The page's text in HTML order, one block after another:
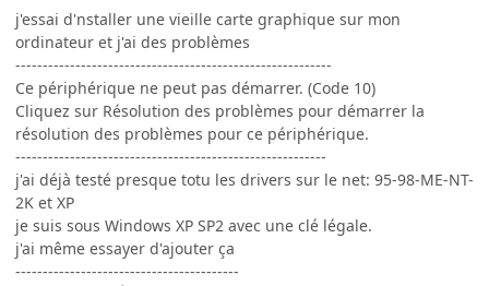
j'essai d'nstaller une vieille carte graphique sur mon
ordinateur et j'ai des problèmes
----------------------------------------------------------
Ce périphérique ne peut pas démarrer. (Code 10)
Cliquez sur Résolution des problèmes pour démarrer la
résolution des problèmes pour ce périphérique.
---------------------------------------------------------
j'ai déjà testé presque totu les drivers sur le net: 95-98-ME-NT-
2K et XP
je suis sous Windows XP SP2 avec une clé légale.
j'ai même essayer d'ajouter ça
-----------------------------------------